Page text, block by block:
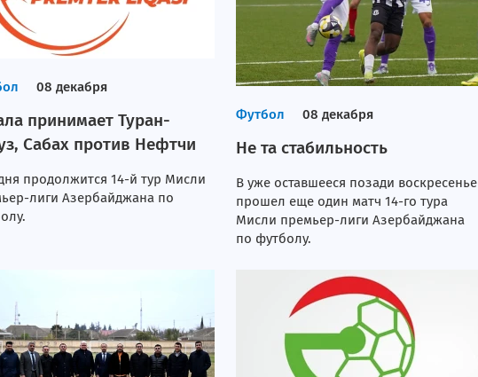
08 декабря
принимает Туран-
Сабах против Нефтчи
продолжится 14-й тур Мисли
лиги Азербайджана по
Футбол 08 декабря
Не та стабильность
В уже оставшееся позади воскресенье
прошел еще один матч 14-го тура
Мисли премьер-лиги Азербайджана
по футболу.